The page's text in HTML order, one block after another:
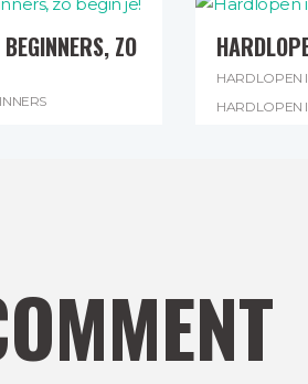
ZO
HARDLOPEN
HARDLOPEN